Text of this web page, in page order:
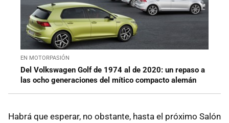
EN MOTORPASIÓN
Del Volkswagen Golf de 1974 al de 2020: un repaso a
las ocho generaciones del mítico compacto alemán
Habrá que esperar, no obstante, hasta el próximo Salón